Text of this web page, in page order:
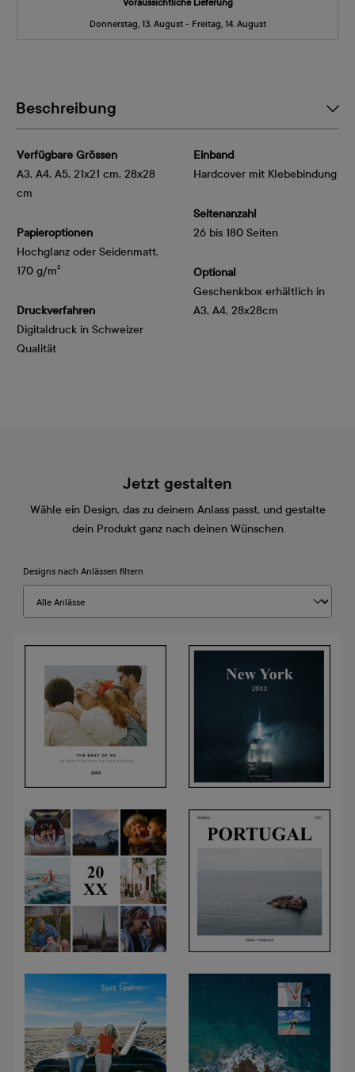
Voraussichtliche Lieferung
Donnerstag, 13. August - Freitag, 14. August
Beschreibung
Verfügbare Grössen
A3, A4, A5, 21x21 cm, 28x28
cm
Papieroptionen
Hochglanz oder Seidenmatt,
170 g/m²
Druckverfahren
Digitaldruck in Schweizer
Qualität
Einband
Hardcover mit Klebebindung
Seitenanzahl
26 bis 180 Seiten
Optional
Geschenkbox erhältlich in
A3, A4, 28x28cm
Jetzt gestalten
Wähle ein Design, das zu deinem Anlass passt, und gestalte
dein Produkt ganz nach deinen Wünschen
Designs nach Anlässen filtern